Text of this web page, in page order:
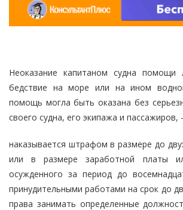
Неоказание капитаном судна
бедствие на море или на ином
помощь могла быть оказана без
своего судна, его экипажа и пассажиров, -
наказывается штрафом в размере до
или в размере заработной платы
осужденного за период до
принудительными работами на срок до
права занимать определенные